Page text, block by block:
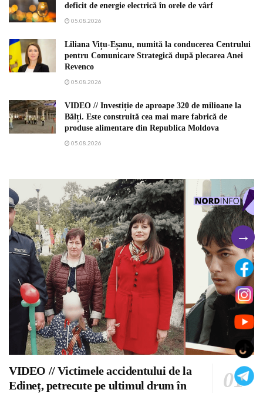
deficit de energie electrică în orele de vârf
05.08.2026
Liliana Vițu-Eșanu, numită la conducerea Centrului
pentru Comunicare Strategică după plecarea Anei
Revenco
05.08.2026
VIDEO // Investiție de aproape 320 de milioane la
Bălți. Este construită cea mai mare fabrică de
produse alimentare din Republica Moldova
05.08.2026
VIDEO // Victimele accidentului de la
Edineț, petrecute pe ultimul drum în
→